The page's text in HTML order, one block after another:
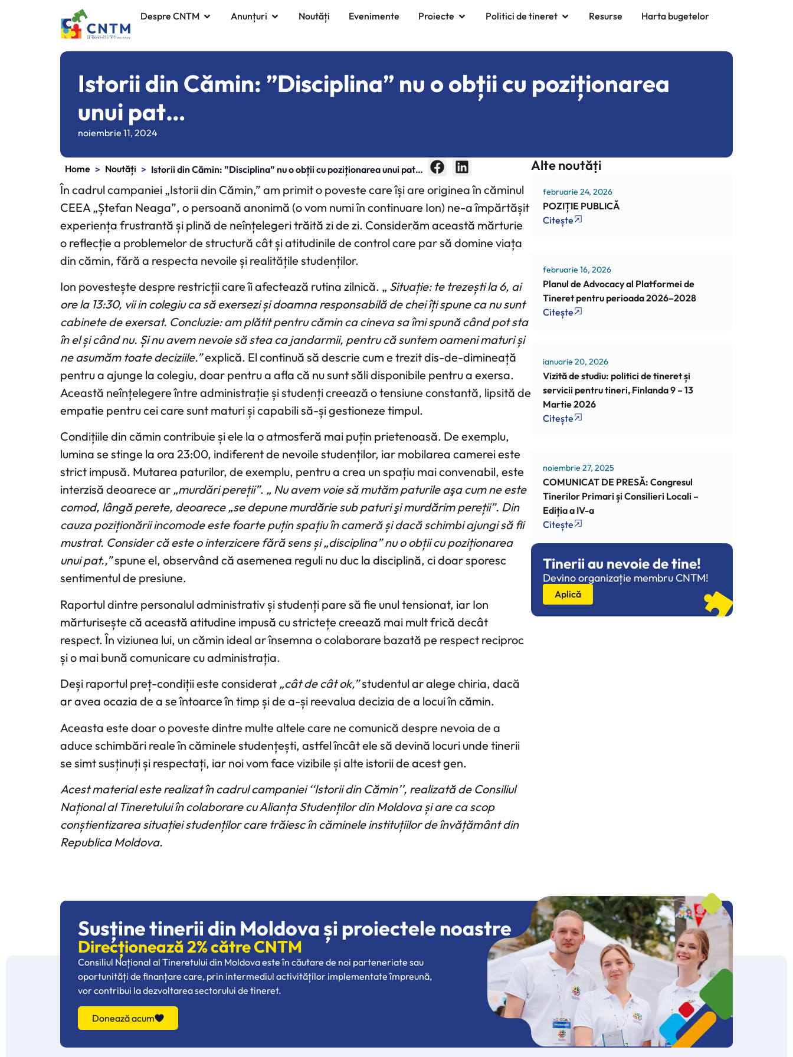
Despre CNTM Anunțuri Noutăți Evenimente Proiecte Politici de tineret Resurse Harta bugetelor
Istorii din Cămin: ”Disciplina” nu o obții cu poziționarea
unui pat…
noiembrie 11, 2024
Home > Noutăți > Istorii din Cămin: ”Disciplina” nu o obții cu poziționarea unui pat…
În cadrul campaniei „Istorii din Cămin,” am primit o poveste care își are originea în căminul
CEEA „Ștefan Neaga”, o persoană anonimă (o vom numi în continuare Ion) ne-a împărtășit
experiența frustrantă și plină de neînțelegeri trăită zi de zi. Considerăm această mărturie
o reflecție a problemelor de structură cât și atitudinile de control care par să domine viața
din cămin, fără a respecta nevoile și realitățile studenților.
Ion povestește despre restricții care îi afectează rutina zilnică. „ Situație: te trezești la 6, ai
ore la 13:30, vii in colegiu ca să exersezi și doamna responsabilă de chei îți spune ca nu sunt
cabinete de exersat. Concluzie: am plătit pentru cămin ca cineva sa îmi spună când pot sta
în el și când nu. Și nu avem nevoie să stea ca jandarmii, pentru că suntem oameni maturi și
ne asumăm toate deciziile.”explică. El continuă să descrie cum e trezit dis-de-dimineață
pentru a ajunge la colegiu, doar pentru a afla că nu sunt săli disponibile pentru a exersa.
Această neînțelegere între administrație și studenți creează o tensiune constantă, lipsită de
empatie pentru cei care sunt maturi și capabili să-și gestioneze timpul.
Condițiile din cămin contribuie și ele la o atmosferă mai puțin prietenoasă. De exemplu,
lumina se stinge la ora 23:00, indiferent de nevoile studenților, iar mobilarea camerei este
strict impusă. Mutarea paturilor, de exemplu, pentru a crea un spațiu mai convenabil, este
interzisă deoarece ar „murdări pereții”. „ Nu avem voie să mutăm paturile aşa cum ne este
comod, lângă perete, deoarece „se depune murdărie sub paturi şi murdărim pereții”. Din
cauza poziționării incomode este foarte puțin spațiu în cameră și dacă schimbi ajungi să fii
mustrat. Consider că este o interzicere fără sens și „disciplina” nu o obții cu poziționarea
unui pat.,”spune el, observând că asemenea reguli nu duc la disciplină, ci doar sporesc
sentimentul de presiune.
Raportul dintre personalul administrativ și studenți pare să fie unul tensionat, iar Ion
mărturisește că această atitudine impusă cu strictețe creează mai mult frică decât
respect. În viziunea lui, un cămin ideal ar însemna o colaborare bazată pe respect reciproc
și o mai bună comunicare cu administrația.
Deși raportul preț-condiții este considerat „cât de cât ok,”studentul ar alege chiria, dacă
ar avea ocazia de a se întoarce în timp și de a-și reevalua decizia de a locui în cămin.
Aceasta este doar o poveste dintre multe altele care ne comunică despre nevoia de a
aduce schimbări reale în căminele studențești, astfel încât ele să devină locuri unde tinerii
se simt susținuți și respectați, iar noi vom face vizibile și alte istorii de acest gen.
Acest material este realizat în cadrul campaniei ‘‘Istorii din Cămin’’, realizată de Consiliul
Național al Tineretului în colaborare cu Alianța Studenților din Moldova și are ca scop
conștientizarea situației studenților care trăiesc în căminele instituțiilor de învățământ din
Republica Moldova.
Alte noutăți
februarie 24, 2026
POZIȚIE PUBLICĂ
Citește
februarie 16, 2026
Planul de Advocacy al Platformei de
Tineret pentru perioada 2026–2028
Citește
ianuarie 20, 2026
Vizită de studiu: politici de tineret și
servicii pentru tineri, Finlanda 9 – 13
Martie 2026
Citește
noiembrie 27, 2025
COMUNICAT DE PRESĂ: Congresul
Tinerilor Primari și Consilieri Locali –
Ediția a IV-a
Citește
Tinerii au nevoie de tine!
Devino organizație membru CNTM!
Aplică
Susține tinerii din Moldova și proiectele noastre
Direcționează 2% către CNTM
Consiliul Național al Tineretului din Moldova este în căutare de noi parteneriate sau
oportunități de finanțare care, prin intermediul activităților implementate împreună,
vor contribui la dezvoltarea sectorului de tineret.
Donează acum